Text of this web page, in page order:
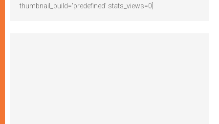
thumbnail_build='predefined' stats_views=0]